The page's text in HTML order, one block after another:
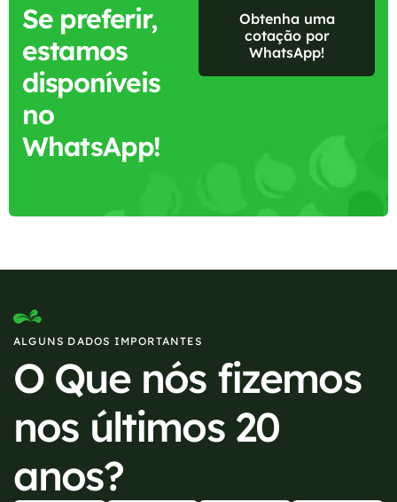
Se preferir,
estamos
disponíveis
no
WhatsApp!
Obtenha uma
cotação por
WhatsApp!
ALGUNS DADOS IMPORTANTES
O Que nós fizemos
nos últimos 20
anos?